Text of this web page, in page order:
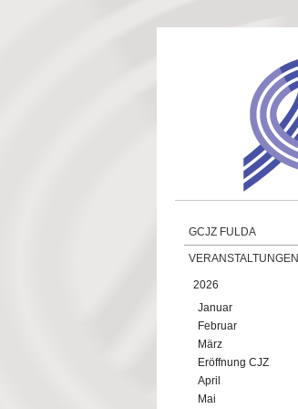
GCJZ FULDA
VERANSTALTUNGEN
2026
Januar
Februar
März
Eröffnung CJZ
April
Mai